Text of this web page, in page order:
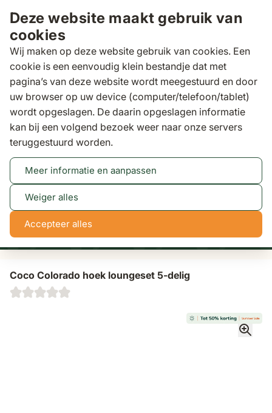
Deze website maakt gebruik van
cookies
Wij maken op deze website gebruik van cookies. Een
cookie is een eenvoudig klein bestandje dat met
pagina’s van deze website wordt meegestuurd en door
uw browser op uw device (computer/telefoon/tablet)
wordt opgeslagen. De daarin opgeslagen informatie
kan bij een volgend bezoek weer naar onze servers
teruggestuurd worden.
Meer informatie en aanpassen
Weiger alles
Accepteer alles
Zoeken
Binnen 3 dagengratis bezorgd
Loungesets
Coco Colorado hoek loungeset 5-
delig
Tot 50% korting
1
dagen
5 32 35
Coco Colorado hoek loungeset 5-delig